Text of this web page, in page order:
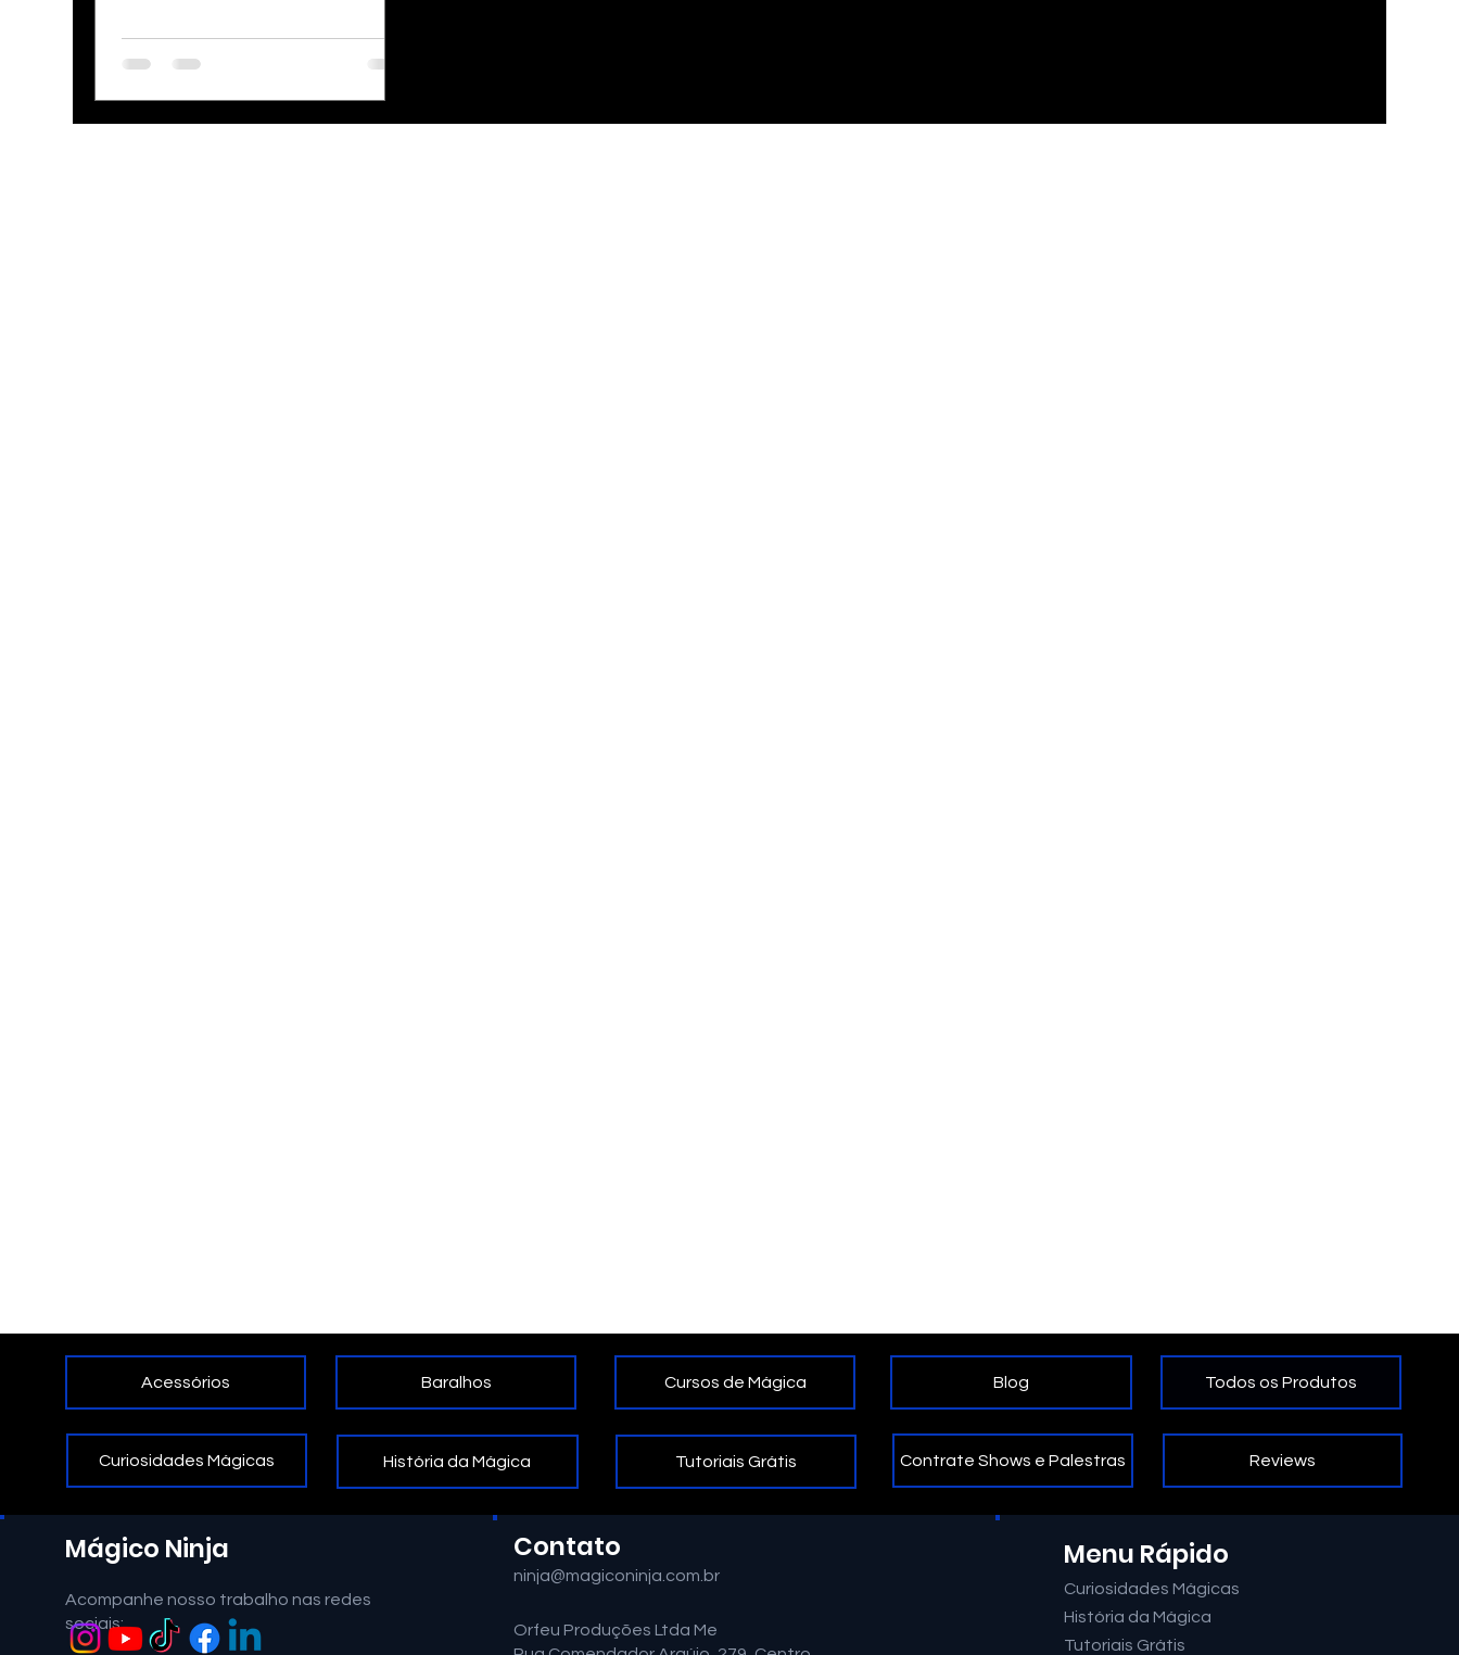
Curiosidades Mágicas História da Mágica Tutoriais Grátis Contrate Shows e Palestras Reviews
Acessórios Baralhos Cursos de Mágica Blog Todos os Produtos
Contato
ninja@magiconinja.com.br
Orfeu Produções Ltda Me
Acompanhe nosso trabalho nas redes
sociais:
Mágico Ninja Menu Rápido
Curiosidades Mágicas
História da Mágica
Tutoriais Grátis